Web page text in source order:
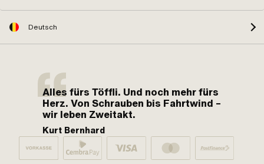
Deutsch
Alles fürs Töffli. Und noch mehr fürs
Herz. Von Schrauben bis Fahrtwind –
wir leben Zweitakt.
Kurt Bernhard